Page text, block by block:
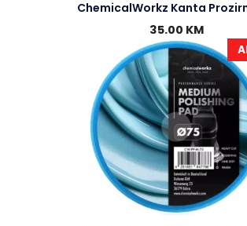
ChemicalWorkz Kanta
35.00 KM